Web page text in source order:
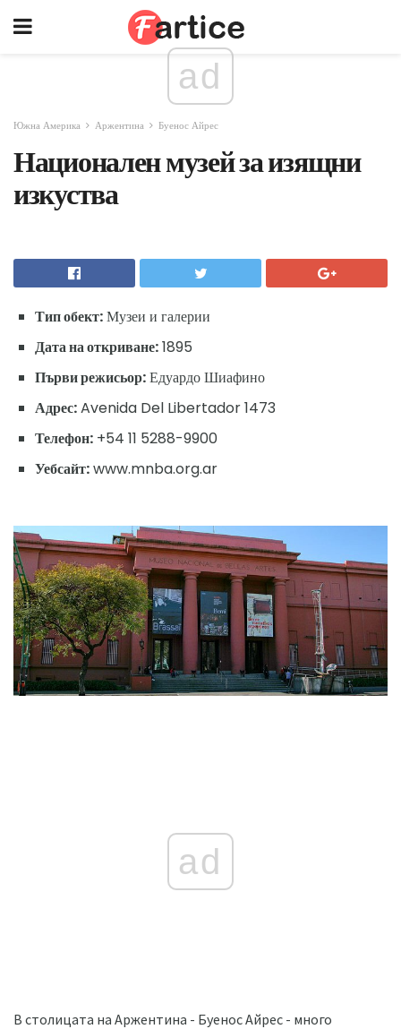
ad
Южна Америка Аржентина Буенос Айрес
Национален музей за изящни
изкуства
Тип обект:Музеи и галерии
Дата на откриване:1895
Първи режисьор:Едуардо Шиафино
Адрес:Avenida Del Libertador 1473
Телефон: +54 11 5288-9900
Уебсайт:www.mnba.org.ar
ad
В столицата на Аржентина - Буенос Айрес - много